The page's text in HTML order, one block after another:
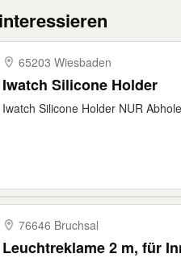
65203 Wiesbaden
Iwatch Silicone Holder
Iwatch Silicone Holder NUR
76646 Bruchsal
Leuchtreklame 2 m, für